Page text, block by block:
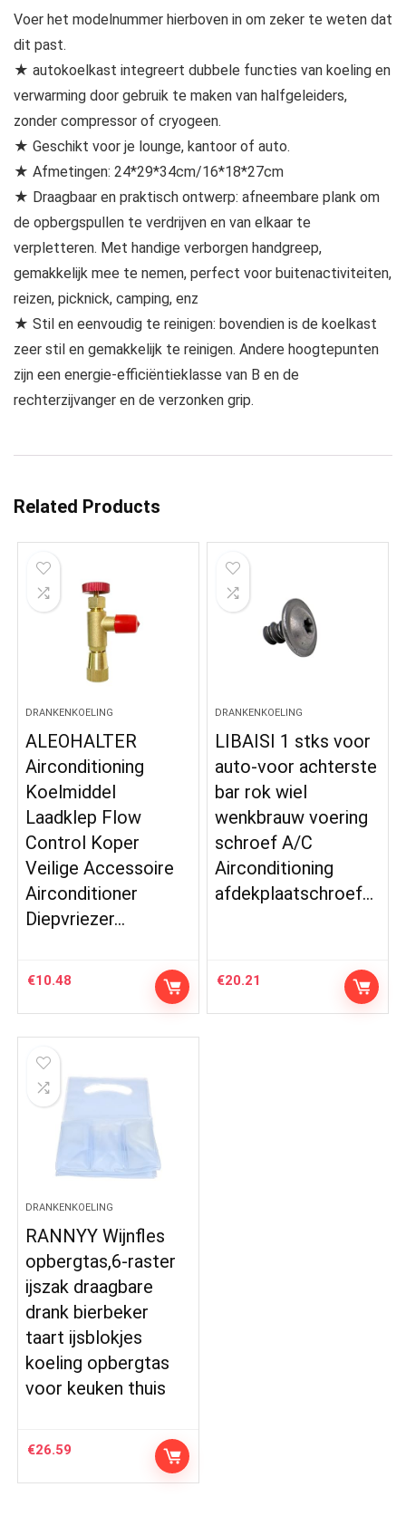
Voer het modelnummer hierboven in om zeker te weten dat
dit past.
★ autokoelkast integreert dubbele functies van koeling en
verwarming door gebruik te maken van halfgeleiders,
zonder compressor of cryogeen.
★ Geschikt voor je lounge, kantoor of auto.
★ Afmetingen: 24*29*34cm/16*18*27cm
★ Draagbaar en praktisch ontwerp: afneembare plank om
de opbergspullen te verdrijven en van elkaar te
verpletteren. Met handige verborgen handgreep,
gemakkelijk mee te nemen, perfect voor buitenactiviteiten,
reizen, picknick, camping, enz
★ Stil en eenvoudig te reinigen: bovendien is de koelkast
zeer stil en gemakkelijk te reinigen. Andere hoogtepunten
zijn een energie-efficiëntieklasse van B en de
rechterzijvanger en de verzonken grip.
Related Products
DRANKENKOELING
ALEOHALTER
Airconditioning
Koelmiddel
Laadklep Flow
Control Koper
Veilige Accessoire
Airconditioner
Diepvriezer…
€10.48
DRANKENKOELING
LIBAISI 1 stks voor
auto-voor achterste
bar rok wiel
wenkbrauw voering
schroef A/C
Airconditioning
afdekplaatschroef…
€20.21
DRANKENKOELING
RANNYY Wijnfles
opbergtas,6-raster
ijszak draagbare
drank bierbeker
taart ijsblokjes
koeling opbergtas
voor keuken thuis
€26.59